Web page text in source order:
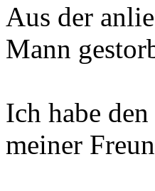
Aus der
Mann
Ich habe
meiner